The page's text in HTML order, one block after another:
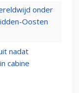
onder
Oosten
nadat
cabine